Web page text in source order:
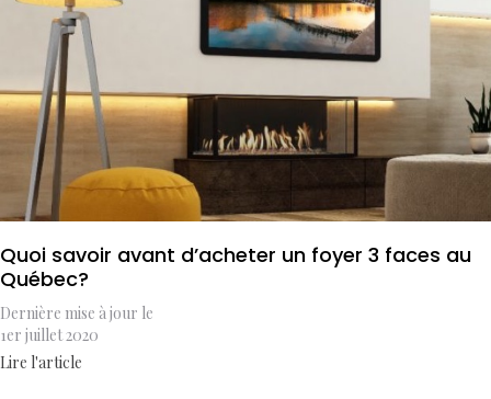
Quoi savoir avant d’acheter un foyer 3 faces au
Québec?
Dernière mise à jour le
1er juillet 2020
Lire l'article